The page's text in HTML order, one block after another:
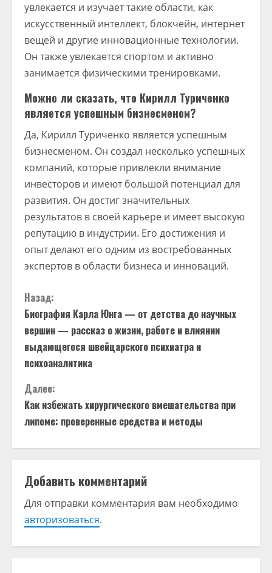
увлекается и изучает такие области, как
искусственный интеллект, блокчейн, интернет
вещей и другие инновационные технологии.
Он также увлекается спортом и активно
занимается физическими тренировками.
Можно ли сказать, что Кирилл Туриченко
является успешным бизнесменом?
Да, Кирилл Туриченко является успешным
бизнесменом. Он создал несколько успешных
компаний, которые привлекли внимание
инвесторов и имеют большой потенциал для
развития. Он достиг значительных
результатов в своей карьере и имеет высокую
репутацию в индустрии. Его достижения и
опыт делают его одним из востребованных
экспертов в области бизнеса и инноваций.
П
р
о
д
о
л
ж
и
т
ь
ч
Назад:
Биография Карла Юнга — от детства до научных
вершин — рассказ о жизни, работе и влиянии
выдающегося швейцарского психиатра и
психоаналитика
Далее:
Как избежать хирургического вмешательства при
липоме: проверенные средства и методы
Добавить комментарий
Для отправки комментария вам необходимо
авторизоваться.